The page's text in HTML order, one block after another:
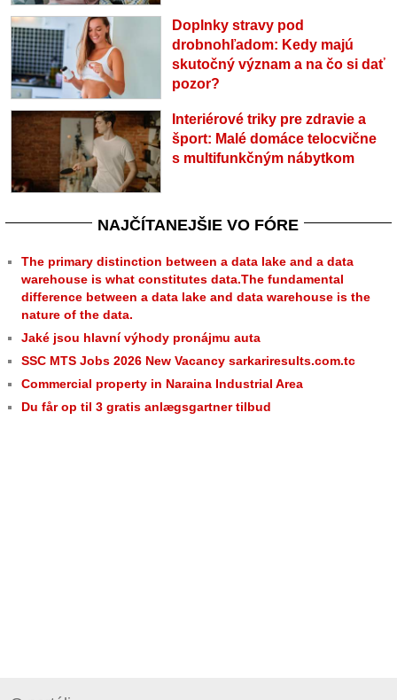
Doplnky stravy pod
drobnohľadom: Kedy majú
skutočný význam a na čo si dať
pozor?
Interiérové triky pre zdravie a
šport: Malé domáce telocvične
s multifunkčným nábytkom
NAJČÍTANEJŠIE VO FÓRE
The primary distinction between a data lake and a data
warehouse is what constitutes data.The fundamental
difference between a data lake and data warehouse is the
nature of the data.
Jaké jsou hlavní výhody pronájmu auta
SSC MTS Jobs 2026 New Vacancy sarkariresults.com.tc
Commercial property in Naraina Industrial Area
Du får op til 3 gratis anlægsgartner tilbud